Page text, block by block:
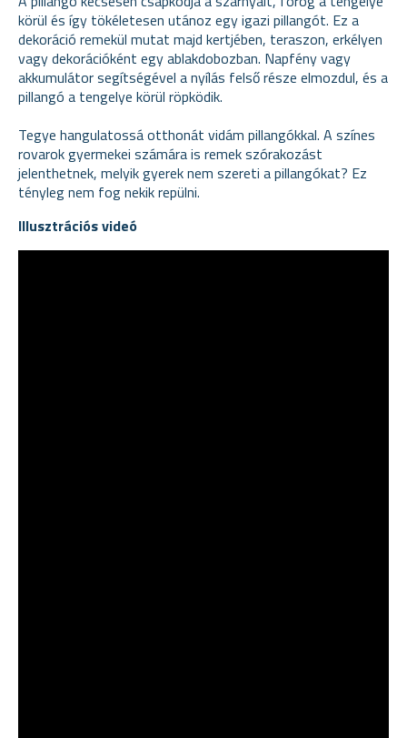
körül és így tökéletesen utánoz egy igazi pillangót. Ez a
dekoráció remekül mutat majd kertjében, teraszon, erkélyen
vagy dekorációként egy ablakdobozban. Napfény vagy
akkumulátor segítségével a nyílás felső része elmozdul, és a
pillangó a tengelye körül röpködik.
Tegye hangulatossá otthonát vidám pillangókkal. A színes
rovarok gyermekei számára is remek szórakozást
jelenthetnek, melyik gyerek nem szereti a pillangókat? Ez
tényleg nem fog nekik repülni.
Illusztrációs videó